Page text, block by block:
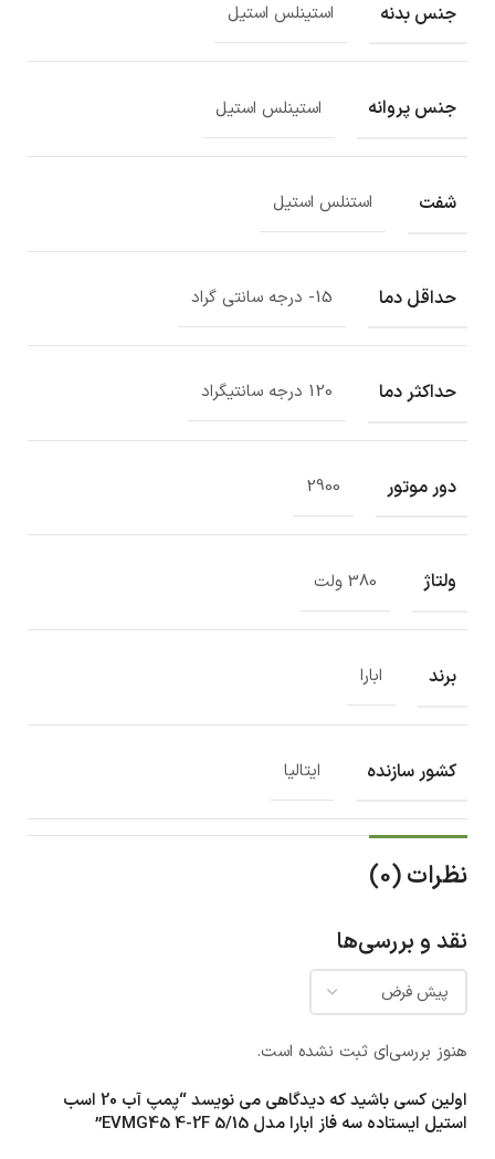
جنس بدنه استینلس استیل
جنس پروانه استینلس استیل
شفت استنلس استیل
حداقل دما 15- درجه سانتی گراد
حداکثر دما 120 درجه سانتیگراد
دور موتور 2900
ولتاژ 380 ولت
برند ابارا
کشور سازنده ایتالیا
نظرات (0)
نقد و بررسی‌ها
هنوز بررسی‌ای ثبت نشده است.
اولین کسی باشید که دیدگاهی می نویسد “پمپ آب 20 اسب
استيل ایستاده سه فاز ابارا مدل EVMG45 4-2F 5/15”